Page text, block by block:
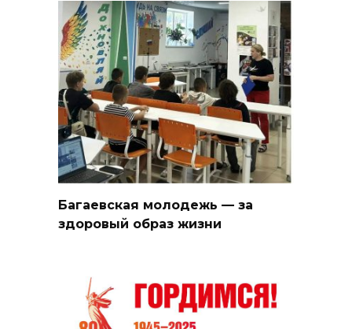
Багаевская молодежь — за
здоровый образ жизни